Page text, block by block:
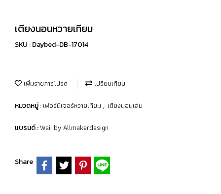
เตียงนอนหวายเทียม
SKU : Daybed-DB-17014
เพิ่มรายการโปรด เปรียบเทียบ
หมวดหมู่ :เฟอร์นิเจอร์หวายเทียม , เตียงนอนเล่น
แบรนด์ :Waii by Allmakerdesign
Share